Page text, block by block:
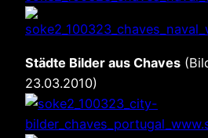
Städte Bilder aus Chaves
23.03.2010)